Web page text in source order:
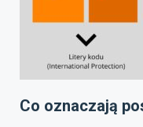
Co oznaczają